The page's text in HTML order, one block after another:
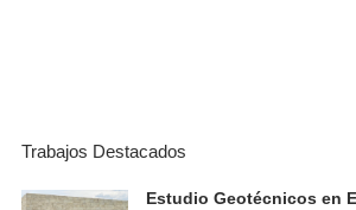
Trabajos Destacados
Estudio Geotécnicos en